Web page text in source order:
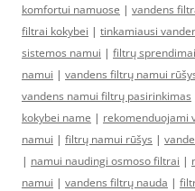
komfortui namuose | vandens
filtrai kokybei | tinkamiausi
sistemos namui | filtrų
namui | vandens filtrų namui
vandens namui filtrų pasirinkimas
kokybei name | rekomenduojami
namui | filtrų namui rūšys |
| namui naudingi osmoso filtrai |
namui | vandens filtrų nauda |